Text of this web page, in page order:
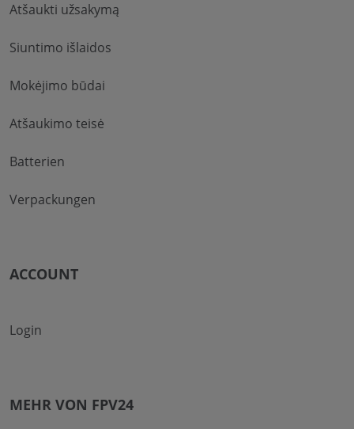
Atšaukti užsakymą
Siuntimo išlaidos
Mokėjimo būdai
Atšaukimo teisė
Batterien
Verpackungen
ACCOUNT
Login
MEHR VON FPV24